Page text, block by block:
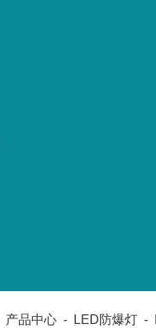
产品中心 - LED防爆灯 -